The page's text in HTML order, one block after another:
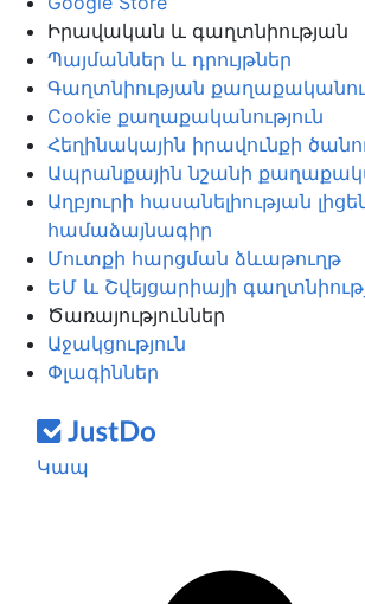
Իրավական և գաղտնիության
Պայմաններ և դրույթներ
Գաղտնիության
Cookie քաղաքականություն
Հեղինակային իրավունքի
Ապրանքային նշանի
Աղբյուրի հասանելիության
համաձայնագիր
Մուտքի հարցման ձևաթուղթ
ԵՄ և Շվեյցարիայի
Ծառայություններ
Աջակցություն
Փլագիններ
Կապ